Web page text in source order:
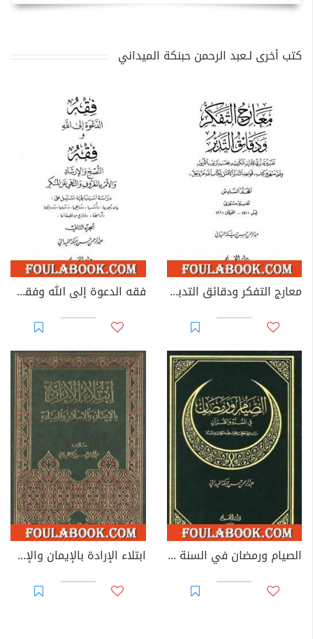
كتب أخرى لـعبد الرحمن حبنكة الميداني
معارج التفكر ودقائق التدبر تفسير تدبري للقرآن الكريم - المجلد السادس فقه الدعوة إلى الله وفقه النصح والإرشاد والأمر بالمعروف والنهي عن المنكر - الجزء الثاني
الصيام ورمضان في السنة والقرآن ابتلاء الإرادة بالإيمان والإسلام والعبادة